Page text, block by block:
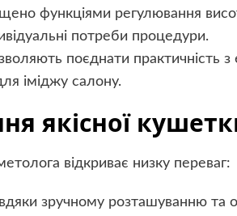
функціями регулювання
потреби процедури.
поєднати практичність
іміджу салону.
якісної
відкриває низку переваг:
зручному розташуванню та